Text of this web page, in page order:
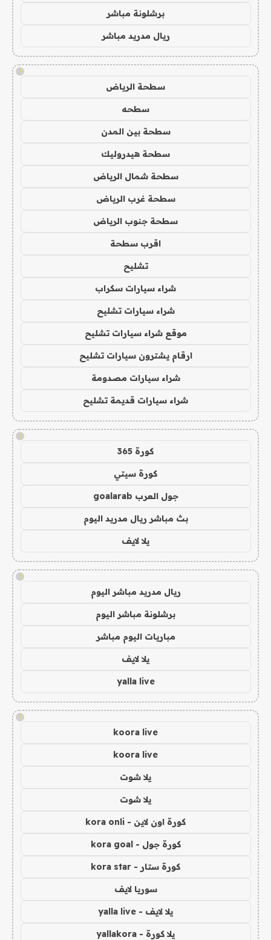
برشلونة مباشر
ريال مدريد مباشر
!
سطحة الرياض
سطحه
سطحة بين المدن
سطحة هيدروليك
سطحة شمال الرياض
سطحة غرب الرياض
سطحة جنوب الرياض
اقرب سطحة
تشليح
شراء سيارات سكراب
شراء سيارات تشليح
موقع شراء سيارات تشليح
ارقام يشترون سيارات تشليح
شراء سيارات مصدومة
شراء سيارات قديمة تشليح
!
كورة 365
كورة سيتي
جول العرب goalarab
بث مباشر ريال مدريد اليوم
يلا لايف
!
ريال مدريد مباشر اليوم
برشلونة مباشر اليوم
مباريات اليوم مباشر
يلا لايف
yalla live
!
koora live
koora live
يلا شوت
يلا شوت
كورة اون لاين - kora onli
كورة جول - kora goal
كورة ستار - kora star
سوريا لايف
يلا لايف - yalla live
يلا كورة - yallakora